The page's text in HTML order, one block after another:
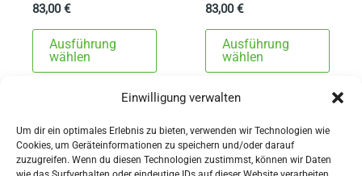
Einwilligung verwalten
Um dir ein optimales Erlebnis zu bieten, verwenden wir Technologien wie
Cookies, um Geräteinformationen zu speichern und/oder darauf
zuzugreifen. Wenn du diesen Technologien zustimmst, können wir Daten
83,00€
Ausführung
wählen
Dieses
mehrere
Varianten
auf.
Die
83,00€
Ausführung
wählen